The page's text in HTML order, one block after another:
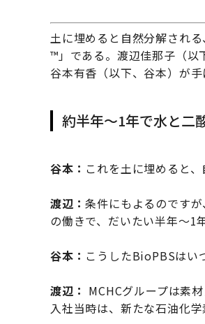
土に埋めると自然分解され
™」である。渡辺佳那子（以
谷本有香（以下、谷本）が
約半年〜1年で水と二
谷本： これを土に埋めると
渡辺：条件にもよるのです
の働きで、だいたい半年〜1
谷本： こうしたBioPBSはい
渡辺： MCHCグループは素
入社当時は、新たな石油化